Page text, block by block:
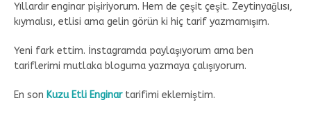
Yıllardır enginar pişiriyorum. Hem de çeşit çeşit. Zeytinyağlısı,
kıymalısı, etlisi ama gelin görün ki hiç tarif yazmamışım.
Yeni fark ettim. İnstagramda paylaşıyorum ama ben
tariflerimi mutlaka bloguma yazmaya çalışıyorum.
En son Kuzu Etli Enginartarifimi eklemiştim.